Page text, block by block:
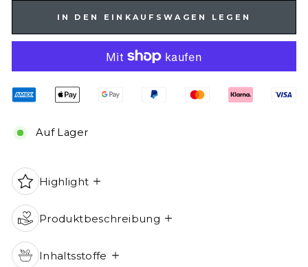
IN DEN EINKAUFSWAGEN LEGEN
Auf Lager
Highlight
Produktbeschreibung
Inhaltsstoffe